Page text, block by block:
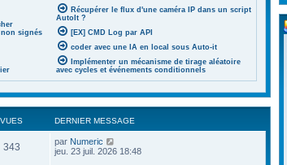
non signés
Récupérer le flux d'une caméra IP dans un script
AutoIt ?
[EX] CMD Log par API
coder avec une IA en local sous Auto-it
Implémenter un mécanisme de tirage aléatoire
avec cycles et événements conditionnels
VUES DERNIER MESSAGE
343 par Numeric
o
jeu. 23 juil. 2026 18:48